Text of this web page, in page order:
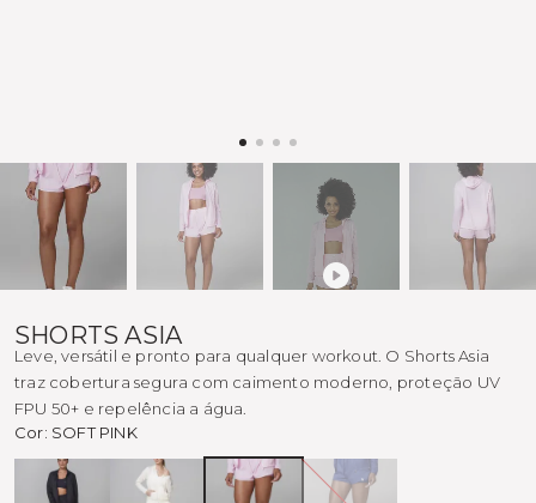
SHORTS ASIA
Leve, versátil e pronto para qualquer workout. O Shorts Asia
traz cobertura segura com caimento moderno, proteção UV
FPU 50+ e repelência a água.
Cor: SOFT PINK